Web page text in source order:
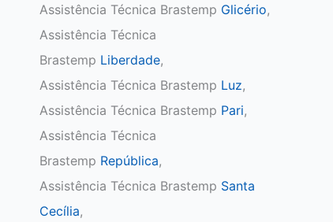
Assistência Técnica Brastemp Glicério,
Assistência Técnica
Brastemp Liberdade,
Assistência Técnica Brastemp Luz,
Assistência Técnica Brastemp Pari,
Assistência Técnica
Brastemp República,
Assistência Técnica Brastemp Santa
Cecília,